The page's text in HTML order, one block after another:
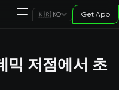
🇰🇷 KO Get App
믹 저점에서 초